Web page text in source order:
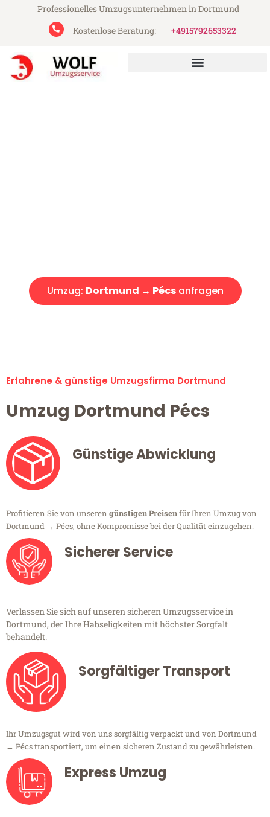
Professionelles Umzugsunternehmen in Dortmund
Kostenlose Beratung:
+4915792653322
Umzug: Dortmund → Pécsanfragen
Erfahrene & günstige Umzugsfirma Dortmund
Umzug Dortmund Pécs
Günstige Abwicklung
Profitieren Sie von unseren günstigen Preisenfür Ihren Umzug von
Dortmund → Pécs, ohne Kompromisse bei der Qualität einzugehen.
Sicherer Service
Verlassen Sie sich auf unseren sicheren Umzugsservice in
Dortmund, der Ihre Habseligkeiten mit höchster Sorgfalt
behandelt.
Sorgfältiger Transport
Ihr Umzugsgut wird von uns sorgfältig verpackt und von Dortmund
→ Pécs transportiert, um einen sicheren Zustand zu gewährleisten.
Express Umzug